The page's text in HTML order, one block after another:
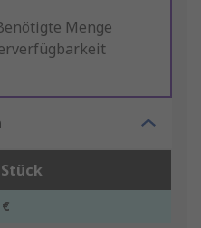
Menge